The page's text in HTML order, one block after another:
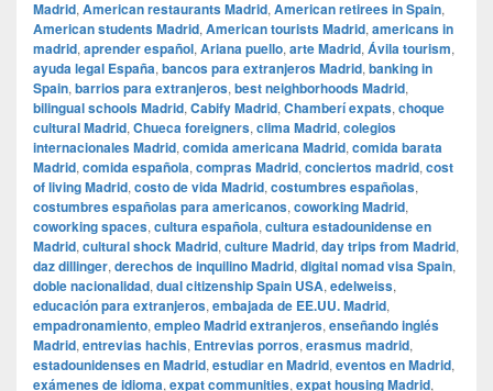
Madrid, American restaurants Madrid, American retirees in Spain,
American students Madrid, American tourists Madrid, americans in
madrid, aprender español, Ariana puello, arte Madrid, Ávila tourism,
ayuda legal España, bancos para extranjeros Madrid, banking in
Spain, barrios para extranjeros, best neighborhoods Madrid,
bilingual schools Madrid, Cabify Madrid, Chamberí expats, choque
cultural Madrid, Chueca foreigners, clima Madrid, colegios
internacionales Madrid, comida americana Madrid, comida barata
Madrid, comida española, compras Madrid, conciertos madrid, cost
of living Madrid, costo de vida Madrid, costumbres españolas,
costumbres españolas para americanos, coworking Madrid,
coworking spaces, cultura española, cultura estadounidense en
Madrid, cultural shock Madrid, culture Madrid, day trips from Madrid,
daz dillinger, derechos de inquilino Madrid, digital nomad visa Spain,
doble nacionalidad, dual citizenship Spain USA, edelweiss,
educación para extranjeros, embajada de EE.UU. Madrid,
empadronamiento, empleo Madrid extranjeros, enseñando inglés
Madrid, entrevias hachis, Entrevias porros, erasmus madrid,
estadounidenses en Madrid, estudiar en Madrid, eventos en Madrid,
exámenes de idioma, expat communities, expat housing Madrid,